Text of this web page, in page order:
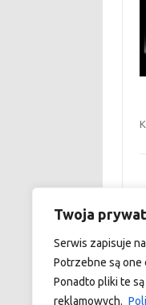
Twoja
Serwis zapisuje
Potrzebne są one
Ponadto pliki te
reklamowych.